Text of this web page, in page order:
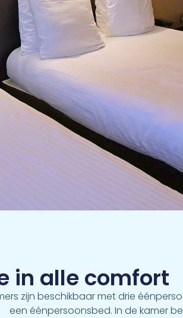
in alle comfort
zijn beschikbaar met drie
een éénpersoonsbed. In de kamer